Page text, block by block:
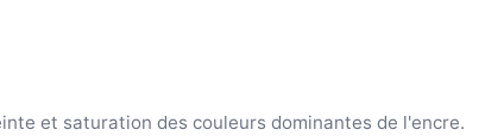
et saturation des couleurs dominantes de l'encre.